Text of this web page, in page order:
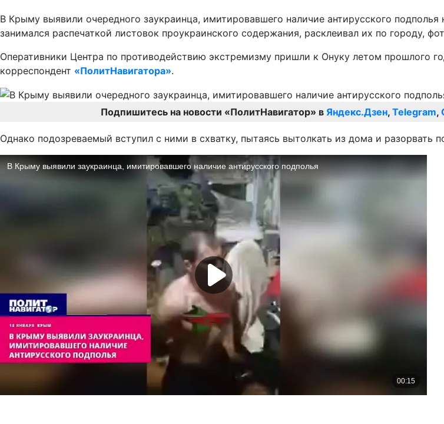
В Крыму выявили очередного заукраинца, имитировавшего наличие антирусского
занимался распечаткой листовок проукраинского содержания, расклеивал их по городу,
Оперативники Центра по противодействию экстремизму пришли к Онуку летом прошлого
корреспондент «ПолитНавигатора».
Подпишитесь на новости «ПолитНавигатор» в Яндекс.Дзен, Telegram,
Однако подозреваемый вступил с ними в схватку, пытаясь вытолкать из дома и разорвать